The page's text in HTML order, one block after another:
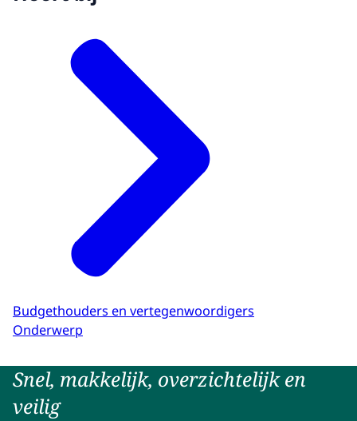
Budgethouders en vertegenwoordigers
Onderwerp
Snel, makkelijk, overzichtelijk en
veilig